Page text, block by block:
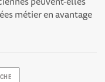
métier en avantage